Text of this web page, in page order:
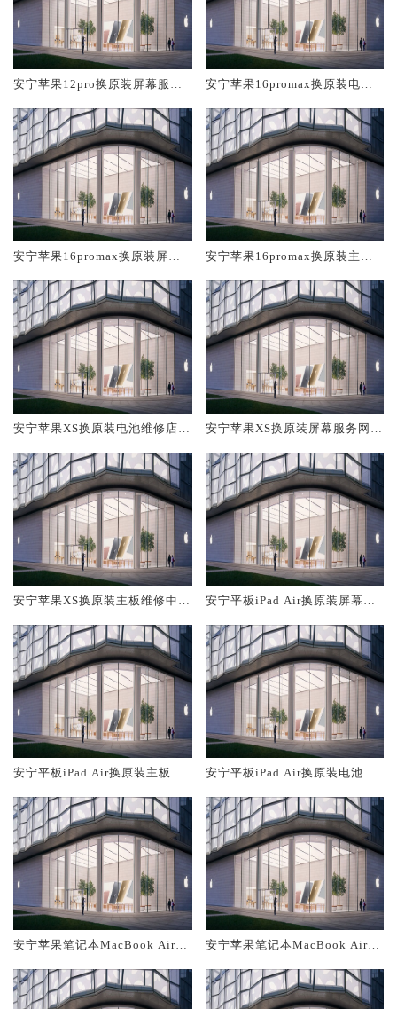
安宁苹果12pro换原装屏幕服务
安宁苹果16promax换原装电池
安宁苹果16promax换原装屏幕
安宁苹果16promax换原装主板
安宁苹果XS换原装电池维修店大
安宁苹果XS换原装屏幕服务网点
安宁苹果XS换原装主板维修中心
安宁平板iPad Air换原装屏幕服
安宁平板iPad Air换原装主板维
安宁平板iPad Air换原装电池维
安宁苹果笔记本MacBook Air换
安宁苹果笔记本MacBook Air换